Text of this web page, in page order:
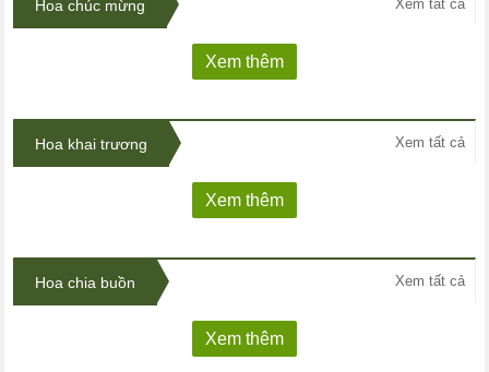
Hoa chúc mừng Xem tất cả
Xem thêm
Hoa khai trương Xem tất cả
Xem thêm
Hoa chia buồn Xem tất cả
Xem thêm